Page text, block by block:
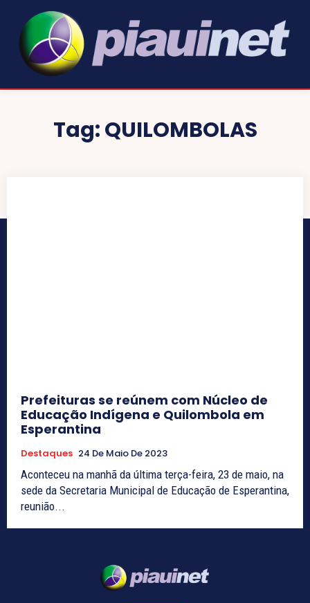
Tag:QUILOMBOLAS
Prefeituras se reúnem com Núcleo de
Educação Indígena e Quilombola em
Esperantina
Destaques 24 De Maio De 2023
Aconteceu na manhã da última terça-feira, 23 de maio, na
sede da Secretaria Municipal de Educação de Esperantina,
reunião...